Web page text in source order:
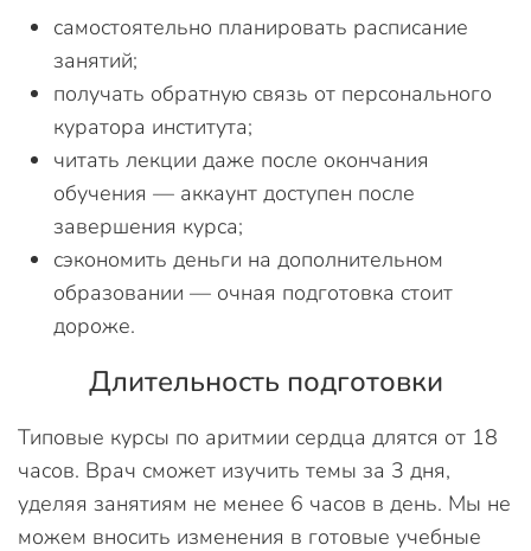
самостоятельно планировать расписание
занятий;
получать обратную связь от персонального
куратора института;
читать лекции даже после окончания
обучения — аккаунт доступен после
завершения курса;
сэкономить деньги на дополнительном
образовании — очная подготовка стоит
дороже.
Длительность подготовки
Типовые курсы по аритмии сердца длятся от 18
часов. Врач сможет изучить темы за 3 дня,
уделяя занятиям не менее 6 часов в день. Мы не
можем вносить изменения в готовые учебные